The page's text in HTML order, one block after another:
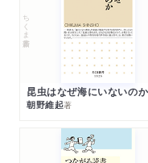
ちくま新書
昆虫はなぜ海にいないのか
朝野維起著